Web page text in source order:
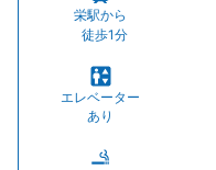
栄駅から
徒歩1分
エレベーター
あり